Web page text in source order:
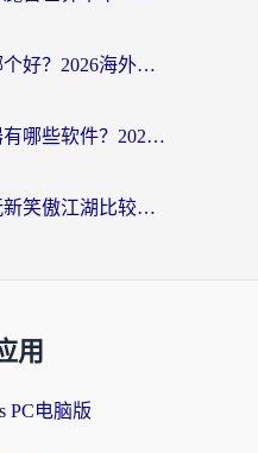
美国打绝区零加速器哪个好？2026海外玩家实测指南（附英国部落冲突梦幻西游加速技巧）
国外打枪神纪的加速器有哪些软件？2026海外玩家亲测实用指南
在美国用什么加速器玩新笑傲江湖比较好一点？海外玩家亲测的靠谱方案
用
PC电脑版